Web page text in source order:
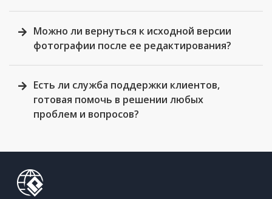
Можно ли вернуться к исходной версии
фотографии после ее редактирования?
Есть ли служба поддержки клиентов,
готовая помочь в решении любых
проблем и вопросов?